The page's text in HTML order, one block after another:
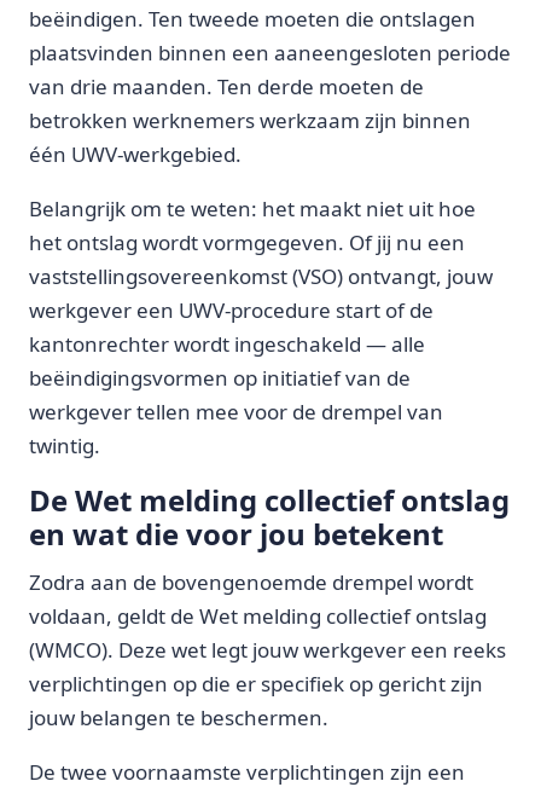
beëindigen. Ten tweede moeten die ontslagen
plaatsvinden binnen een aaneengesloten periode
van drie maanden. Ten derde moeten de
betrokken werknemers werkzaam zijn binnen
één UWV-werkgebied.
Belangrijk om te weten: het maakt niet uit hoe
het ontslag wordt vormgegeven. Of jij nu een
vaststellingsovereenkomst (VSO) ontvangt, jouw
werkgever een UWV-procedure start of de
kantonrechter wordt ingeschakeld — alle
beëindigingsvormen op initiatief van de
werkgever tellen mee voor de drempel van
twintig.
De Wet melding collectief ontslag
en wat die voor jou betekent
Zodra aan de bovengenoemde drempel wordt
voldaan, geldt de Wet melding collectief ontslag
(WMCO). Deze wet legt jouw werkgever een reeks
verplichtingen op die er specifiek op gericht zijn
jouw belangen te beschermen.
De twee voornaamste verplichtingen zijn een